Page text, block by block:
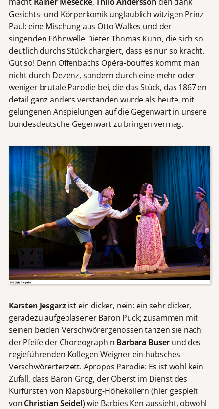
Gesichts- und Körperkomik unglaublich witzigen Prinz
Paul: eine Mischung aus Otto Walkes und der
singenden Föhnwelle Dieter Thomas Kuhn, die sich so
deutlich durchs Stück chargiert, dass es nur so kracht.
Gut so! Denn Offenbachs Opéra-bouffes kommt man
nicht durch Dezenz, sondern durch eine mehr oder
weniger brutale Parodie bei, die das Stück, das 1867 en
detail ganz anders verstanden wurde als heute, mit
gelungenen Anspielungen auf die Gegenwart in unsere
bundesdeutsche Gegenwart zu bringen vermag.
Karsten Jesgarzist ein dicker, nein: ein sehr dicker,
geradezu aufgeblasener Baron Puck; zusammen mit
seinen beiden Verschwörergenossen tanzen sie nach
der Pfeife der Choreographin Barbara Buser und des
regieführenden Kollegen Weigner ein hübsches
Verschwörerterzett. Apropos Parodie: Es ist wohl kein
Zufall, dass Baron Grog, der Oberst im Dienst des
Kurfürsten von Klapsburg-Höhekollern (hier gespielt
von Christian Seidel) wie Barbies Ken aussieht, obwohl